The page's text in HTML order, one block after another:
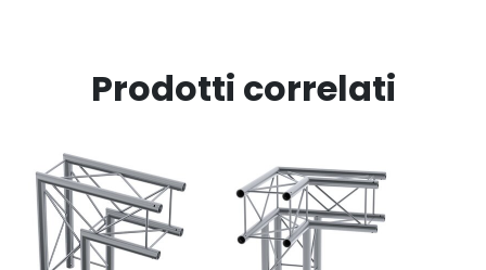
Prodotti correlati